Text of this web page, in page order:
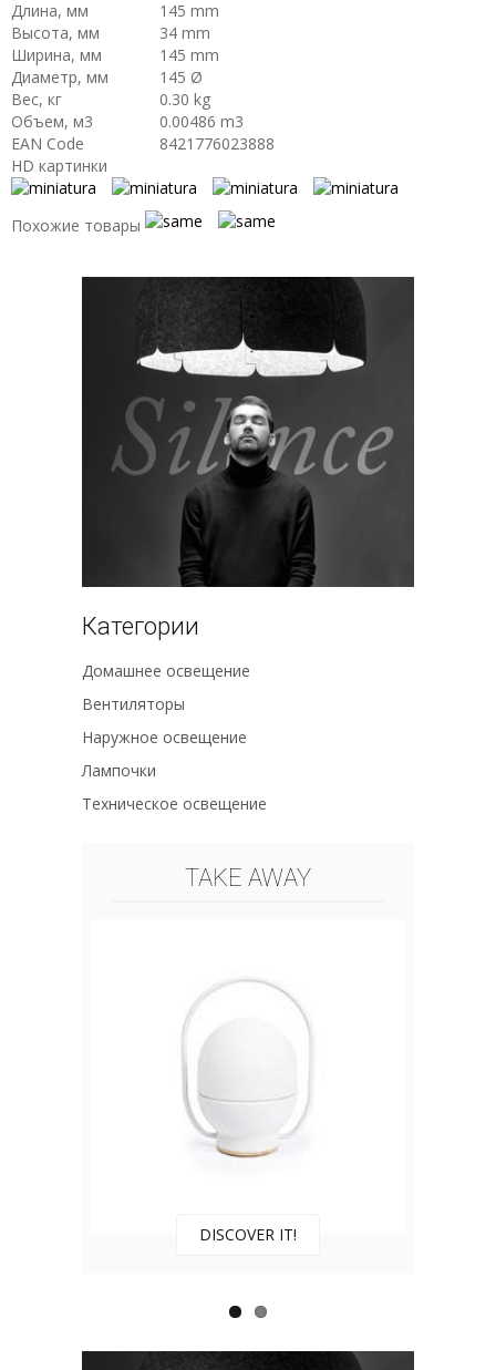
Длина, мм
145 mm
Высота, мм
34 mm
Ширина, мм
145 mm
Диаметр, мм
145 Ø
Вес, кг
0.30 kg
Объем, м3
0.00486 m3
EAN Code
8421776023888
HD картинки
Похожие товары
Категории
Домашнее освещение
Вентиляторы
Наружное освещение
Лампочки
Техническое освещение
TAKE AWAY
DISCOVER IT!